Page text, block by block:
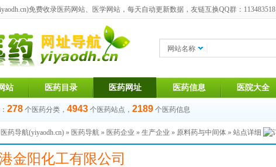
免费收录医药网站、医学网站，每天自动更新数据，友链互换QQ群：113483518
网站名称
站 医药目录 医药网址 医药信息 医院大全
278 个医药分类， 4943 个医药站点， 2189 个医药信息
医药导航(yiyaodh.cn) » 医药导航 » 医药企业 » 生产企业 » 原料药与中间体 » 站点详细
金阳化工有限公司